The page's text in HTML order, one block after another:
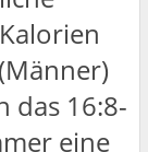
das 16:8-
eine